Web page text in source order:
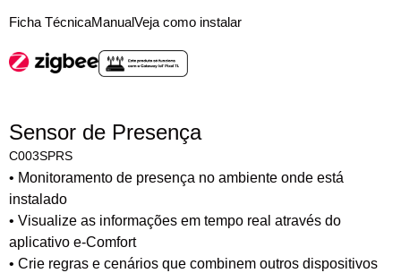
Ficha TécnicaManualVeja como instalar
Sensor de Presença
C003SPRS
• Monitoramento de presença no ambiente onde está
instalado
• Visualize as informações em tempo real através do
aplicativo e-Comfort
• Crie regras e cenários que combinem outros dispositivos